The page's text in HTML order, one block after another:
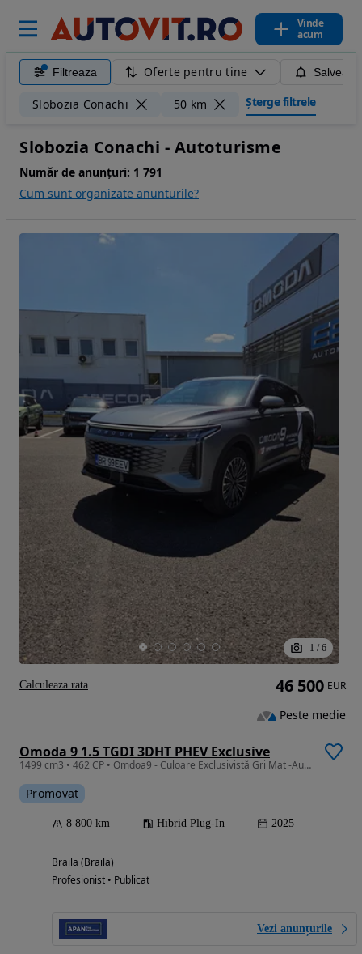
Vinde
acum
Filtreaza Oferte pentru tine
Slobozia Conachi 50 km Șterge filtrele
Slobozia Conachi - Autoturisme
Număr de anunțuri: 1 791
Cum sunt organizate anunturile?
1 / 6
Omoda 9 1.5 TGDI 3DHT PHEV Exclusive
1499 cm3 • 462 CP • Omdoa9 - Culoare Exclusivistă Gri Mat -Auto DriveTest
Promovat
8 800 km Hibrid Plug-In 2025
Braila (Braila)
Profesionist • Publicat
Vezi anunțurile
46 500 EUR
Peste medie
Calculeaza rata